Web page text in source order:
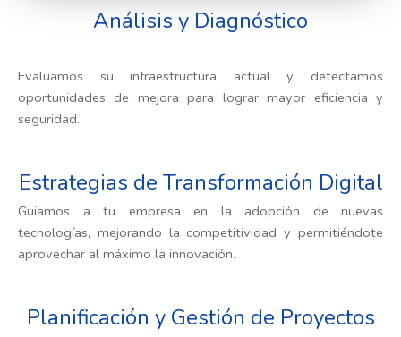
Análisis y Diagnóstico
Evaluamos su infraestructura actual y detectamos
oportunidades de mejora para lograr mayor eficiencia y
seguridad.
Estrategias de Transformación Digital
Guiamos a tu empresa en la adopción de nuevas
tecnologías, mejorando la competitividad y permitiéndote
aprovechar al máximo la innovación.
Planificación y Gestión de Proyectos